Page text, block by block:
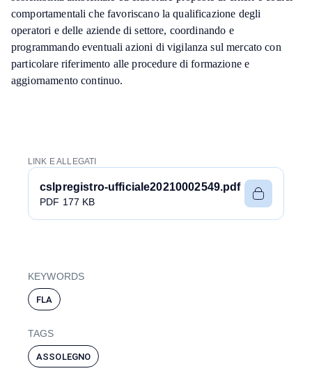
comportamentali che favoriscano la qualificazione degli
operatori e delle aziende di settore, coordinando e
programmando eventuali azioni di vigilanza sul mercato con
particolare riferimento alle procedure di formazione e
aggiornamento continuo.
LINK E ALLEGATI
cslpregistro-ufficiale20210002549.pdf
PDF 177 KB
KEYWORDS
FLA
TAGS
ASSOLEGNO